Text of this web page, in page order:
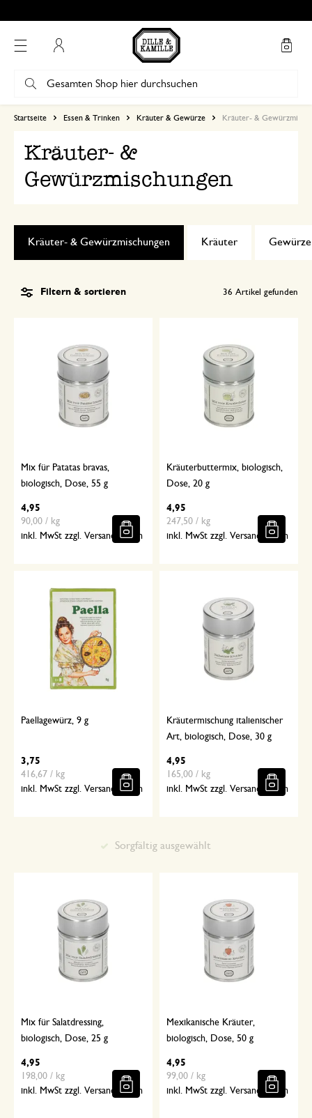
Startseite Essen & Trinken Kräuter & Gewürze Kräuter- &
Kräuter- &
Gewürzmischungen
Kräuter
Kräuter- & Gewürzmischungen Gewürze
Filtern & sortieren 36 Artikel gefunden
Mix für Patatas bravas,
biologisch, Dose, 55 g
4,95
90,00 / kg
inkl. MwSt zzgl. Versandkosten
Kräuterbuttermix, biologisch,
Dose, 20 g
4,95
247,50 / kg
inkl. MwSt zzgl. Versandkosten
Paellagewürz, 9 g
3,75
416,67 / kg
inkl. MwSt zzgl. Versandkosten
Kräutermischung italienischer
Art, biologisch, Dose, 30 g
4,95
165,00 / kg
inkl. MwSt zzgl. Versandkosten
Mix für Salatdressing,
biologisch, Dose, 25 g
4,95
198,00 / kg
inkl. MwSt zzgl. Versandkosten
Mexikanische Kräuter,
biologisch, Dose, 50 g
4,95
99,00 / kg
inkl. MwSt zzgl. Versandkosten
Sorgfältig ausgewählt